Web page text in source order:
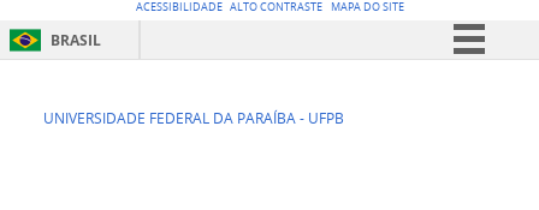
ACESSIBILIDADE ALTO CONTRASTE MAPA DO SITE
BRASIL
Comunica BR
UNIVERSIDADE FEDERAL DA PARAÍBA - UFPB
SEAD -